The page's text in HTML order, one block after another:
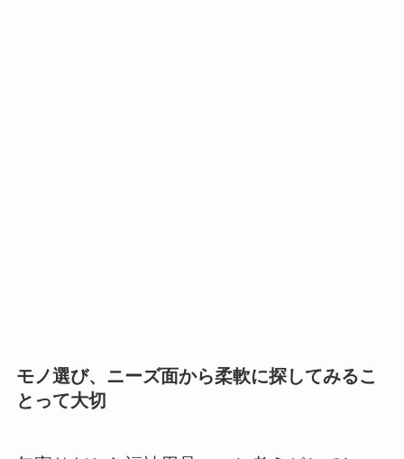
モノ選び、ニーズ面から柔軟に探してみるこ
とって大切